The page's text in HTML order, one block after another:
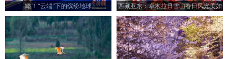
瞰！“云端”下的缤纷地球
西藏亚东：卓木拉日雪山春日风光美如
画